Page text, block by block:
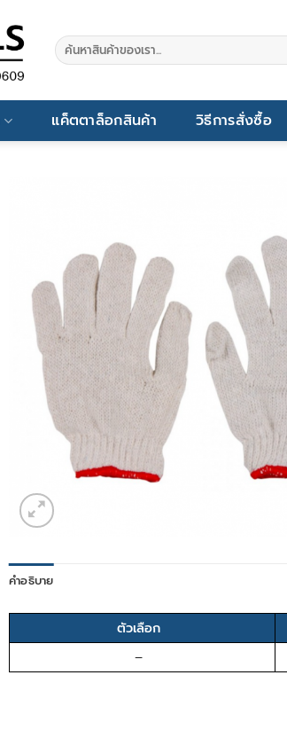
ค้นหา:
แค็ตตาล็อกสินค้า วิธีการสั่งซื้อ
คำอธิบาย
ตัวเลือก
–